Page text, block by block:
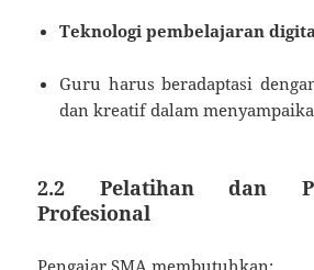
Teknologi pembelajaran
Guru harus beradaptasi
dan kreatif dalam
2.2 Pelatihan dan
Profesional
Pengajar SMA membutuhkan: